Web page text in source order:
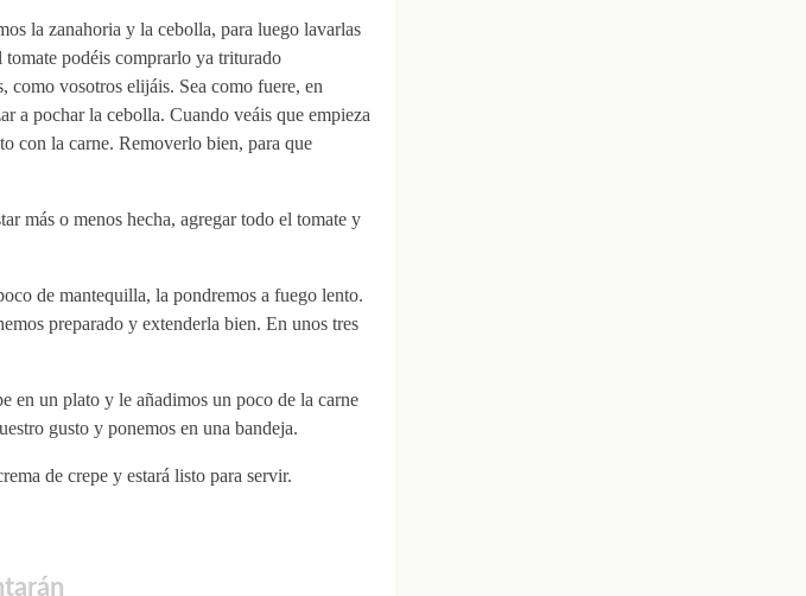
la zanahoria y la cebolla, para luego lavarlas
podéis comprarlo ya triturado
como vosotros elijáis. Sea como fuere, en
a pochar la cebolla. Cuando veáis que empieza
con la carne. Removerlo bien, para que
más o menos hecha, agregar todo el tomate y
de mantequilla, la pondremos a fuego lento.
preparado y extenderla bien. En unos tres
en un plato y le añadimos un poco de la carne
gusto y ponemos en una bandeja.
de crepe y estará listo para servir.